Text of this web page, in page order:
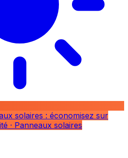
solaires : économisez sur
· Panneaux solaires